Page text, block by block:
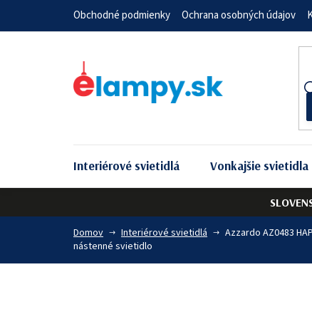
Obchodné podmienky Ochrana osobných údajov
Interiérové svietidlá Vonkajšie svietidla
Domov Interiérové svietidlá
Azzardo AZ0483
nástenné svietidlo